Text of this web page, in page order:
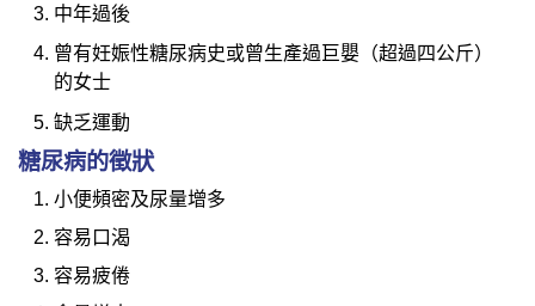
中年過後
曾有妊娠性糖尿病史或曾生產過巨嬰（超過四公斤）
的女士
缺乏運動
糖尿病的徵狀
小便頻密及尿量增多
容易口渴
容易疲倦